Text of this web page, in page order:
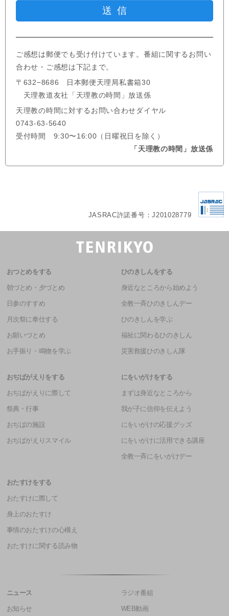
ご感想は郵便でも受け付けています。番組に関するお問い
合わせ・ご感想は下記まで。
〒632−8686 日本郵便天理局私書箱30
天理教道友社「天理教の時間」放送係
天理教の時間に対するお問い合わせダイヤル
0743-63-5640
受付時間 9:30〜16:00（日曜祝日を除く）
「天理教の時間」放送係
JASRAC許諾番号：J201028779
おつとめをする
朝づとめ・夕づとめ
日参のすすめ
月次祭に奉仕する
お願いづとめ
お手振り・鳴物を学ぶ
ひのきしんをする
身近なところから始めよう
全教一斉ひのきしんデー
ひのきしんを学ぶ
福祉に関わるひのきしん
災害救援ひのきしん隊
おぢばがえりをする
おぢばがえりに際して
祭典・行事
おぢばの施設
おぢばがえりスマイル
にをいがけをする
まずは身近なところから
我が子に信仰を伝えよう
にをいがけの応援グッズ
にをいがけに活用できる講座
全教一斉にをいがけデー
おたすけをする
おたすけに際して
身上のおたすけ
事情のおたすけの心構え
おたすけに関する読み物
ニュース
お知らせ
ラジオ番組
WEB動画